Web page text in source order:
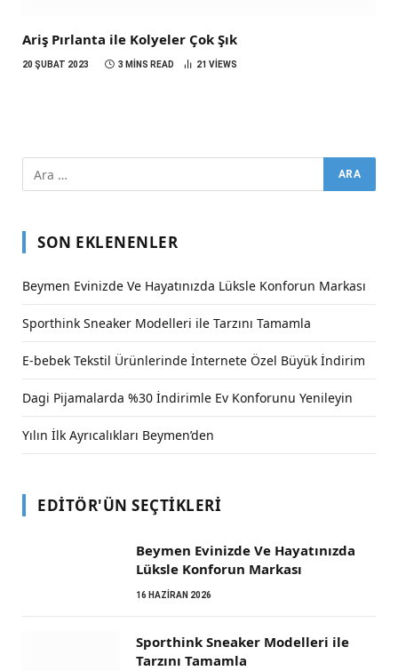
Ariş Pırlanta ile Kolyeler Çok Şık
20 ŞUBAT 2023 3 MINS READ 21 VIEWS
SON EKLENENLER
Beymen Evinizde Ve Hayatınızda Lüksle Konforun Markası
Sporthink Sneaker Modelleri ile Tarzını Tamamla
E-bebek Tekstil Ürünlerinde İnternete Özel Büyük İndirim
Dagi Pijamalarda %30 İndirimle Ev Konforunu Yenileyin
Yılın İlk Ayrıcalıkları Beymen’den
EDITÖR'ÜN SEÇTIKLERI
Beymen Evinizde Ve Hayatınızda
Lüksle Konforun Markası
16 HAZIRAN 2026
Sporthink Sneaker Modelleri ile
Tarzını Tamamla